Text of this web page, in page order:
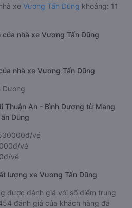
xe Vương Tấn Dũng khoảng: 11
nhà xe Vương Tấn Dũng
nhà xe Vương Tấn Dũng
Dương
Thuận An - Bình Dương từ Mang
Dũng
vé
vé
vé
lượng xe Vương Tấn Dũng
được đánh giá với số điểm trung
đánh giá của khách hàng đã